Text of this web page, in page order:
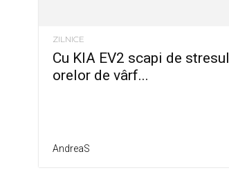
ZILNICE
Cu KIA EV2 scapi de stresul
orelor de vârf...
AndreaS